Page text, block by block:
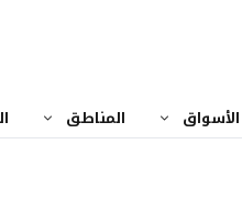
الأسواق المناطق